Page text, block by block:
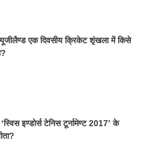
एक दिवसीय क्रिकेट शृंखला में किसे
इण्डोर्स टेनिस टूर्नामेण्ट 2017’ के